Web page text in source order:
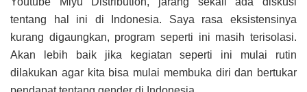
tentang hal ini di Indonesia. Saya rasa eksistensinya
kurang digaungkan, program seperti ini masih terisolasi.
Akan lebih baik jika kegiatan seperti ini mulai rutin
dilakukan agar kita bisa mulai membuka diri dan bertukar